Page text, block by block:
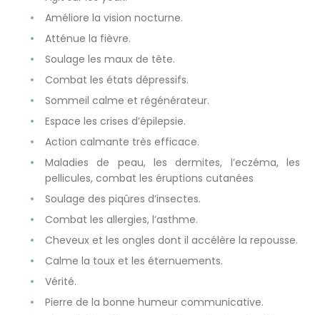
Améliore la vision nocturne.
Atténue la fièvre.
Soulage les maux de tête.
Combat les états dépressifs.
Sommeil calme et régénérateur.
Espace les crises d’épilepsie.
Action calmante très efficace.
Maladies de peau, les dermites, l’eczéma, les
pellicules, combat les éruptions cutanées
Soulage des piqûres d’insectes.
Combat les allergies, l’asthme.
Cheveux et les ongles dont il accélère la repousse.
Calme la toux et les éternuements.
Vérité.
Pierre de la bonne humeur communicative.